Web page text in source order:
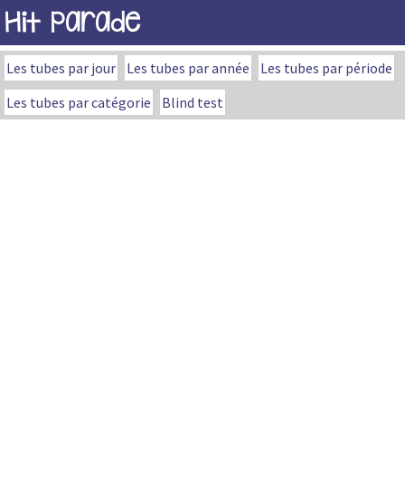
Hit Parade
Les tubes par jour Les tubes par année
Les tubes par période
Les tubes par catégorie
Blind test